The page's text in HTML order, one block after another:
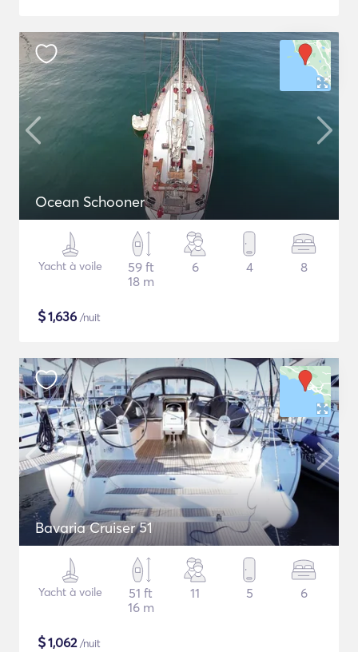
Ocean Schooner
Yacht à voile
59 ft
18 m
6 4 8
$1,636 /nuit
Bavaria Cruiser 51
Yacht à voile
51 ft
16 m
11 5 6
$1,062/nuit